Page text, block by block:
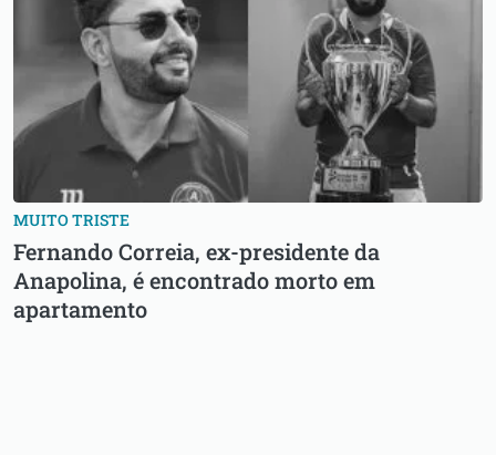
MUITO TRISTE
Fernando Correia, ex-presidente da
Anapolina, é encontrado morto em
apartamento